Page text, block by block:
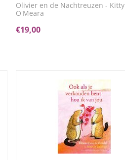
Olivier en de Nachtreuzen - Kitty
O'Meara
€19,00